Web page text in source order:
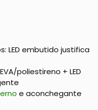
LED embutido justifica
poliestireno + LED
e aconchegante